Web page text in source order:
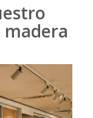
madera